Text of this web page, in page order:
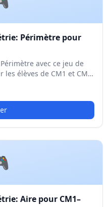
Périmètre pour
avec ce jeu de
les élèves de CM1 et CM2.
Aire pour CM1–